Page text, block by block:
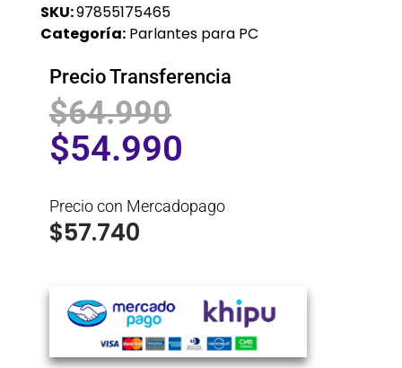
SKU:97855175465
Categoría: Parlantes para PC
Precio Transferencia
$64.990
$54.990
Precio con Mercadopago
$57.740